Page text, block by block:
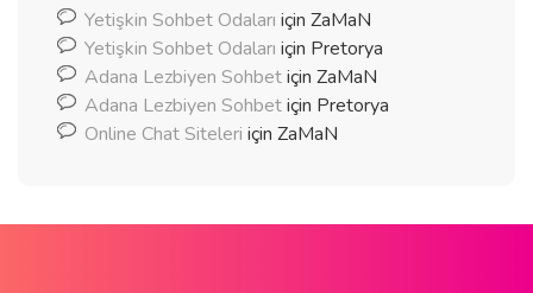
Yetişkin Sohbet Odaları için ZaMaN
Yetişkin Sohbet Odaları için Pretorya
Adana Lezbiyen Sohbetiçin ZaMaN
Adana Lezbiyen Sohbetiçin Pretorya
Online Chat Siteleri için ZaMaN